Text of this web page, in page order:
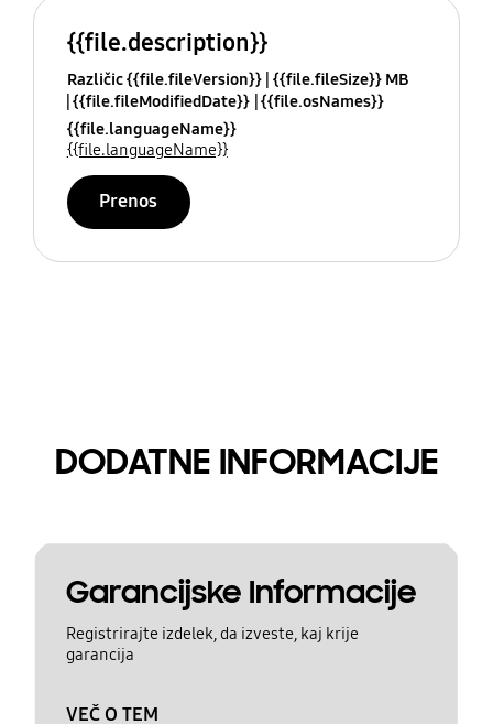
{{file.description}}
Različic {{file.fileVersion}} {{file.fileSize}} MB
{{file.fileModifiedDate}} {{file.osNames}}
{{file.languageName}}
{{file.languageName}}
Prenos
DODATNE INFORMACIJE
Garancijske Informacije
Registrirajte izdelek, da izveste, kaj krije
garancija
VEČ O TEM